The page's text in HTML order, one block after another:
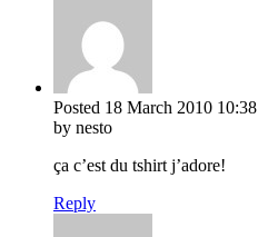
Posted 18 March 2010 10:38
by nesto
ça c’est du tshirt j’adore!
Reply